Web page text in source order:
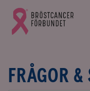
Gå
till
FRÅGOR &